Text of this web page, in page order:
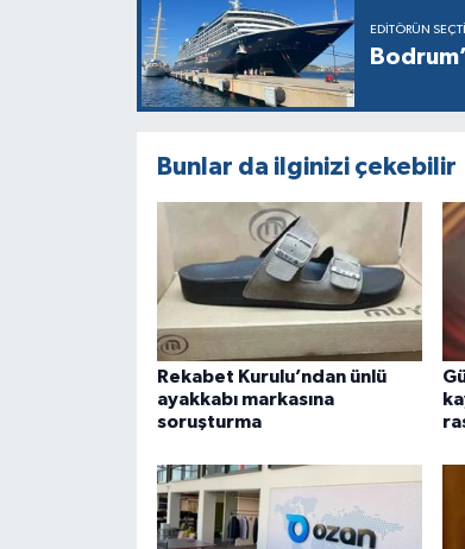
EDITÖRÜN
Bunlar da ilginizi çekebilir
Rekabet Kurulu’ndan ünlü
ayakkabı markasına
soruşturma